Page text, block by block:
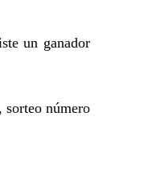
un ganador
sorteo número